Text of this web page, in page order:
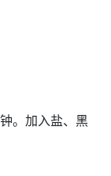
。加入盐、黑